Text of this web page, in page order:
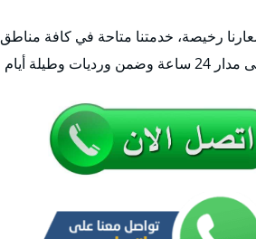
رخيصة، خدمتنا متاحة في كافة
وطيلة أيام الاسبوع وفي أوقات الحظر أيضا”